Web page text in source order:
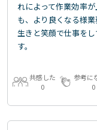
れによって作業効率
も、より良くなる様
生きと笑顔で仕事を
す。
共感した
0
参考に
0